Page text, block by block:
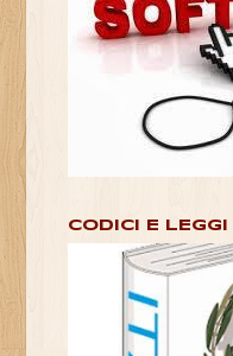
CODICI E LEGGI